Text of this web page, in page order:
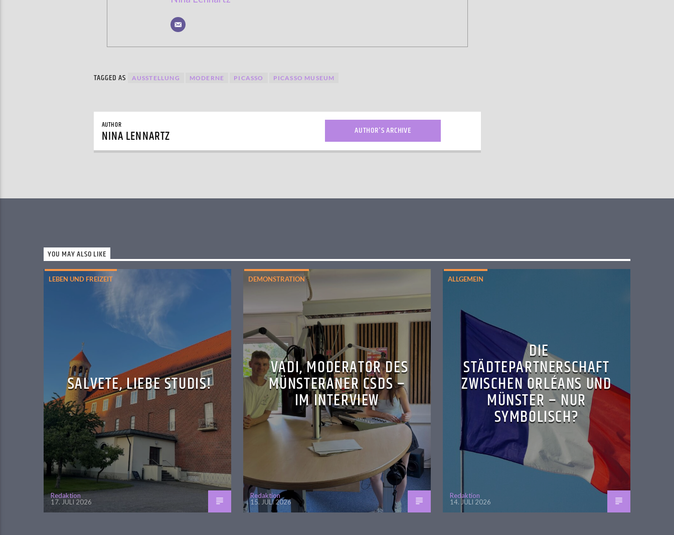
TAGGED AS AUSSTELLUNG MODERNE PICASSO PICASSO MUSEUM
AUTHOR
NINA LENNARTZ AUTHOR'S ARCHIVE
YOU MAY ALSO LIKE
LEBEN UND FREIZEIT
SALVETE, LIEBE STUDIS!
Redaktion
17. JULI 2026
DEMONSTRATION
VADI, MODERATOR DES
MÜNSTERANER CSDS –
IM INTERVIEW
Redaktion
15. JULI 2026
ALLGEMEIN
DIE
STÄDTEPARTNERSCHAFT
ZWISCHEN ORLÉANS UND
MÜNSTER – NUR
SYMBOLISCH?
Redaktion
14. JULI 2026